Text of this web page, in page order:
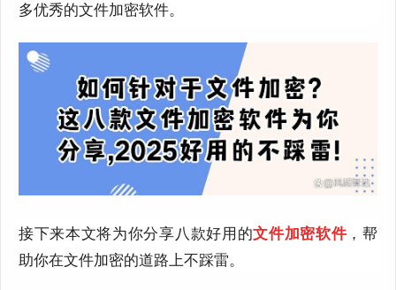
多优秀的文件加密软件。
接下来本文将为你分享八款好用的文件加密软件，帮
助你在文件加密的道路上不踩雷。